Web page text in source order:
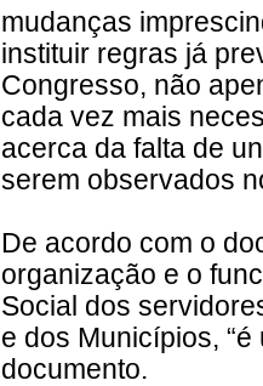
mudanças
instituir regras já
Congresso, não
cada vez mais
acerca da falta de
serem observados
De acordo com o
organização e o
Social dos
e dos Municípios,
documento.